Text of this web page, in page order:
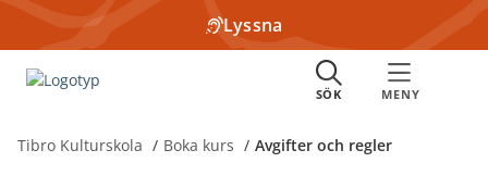
Lyssna
Tibro Kulturskola Boka kurs Avgifter och regler